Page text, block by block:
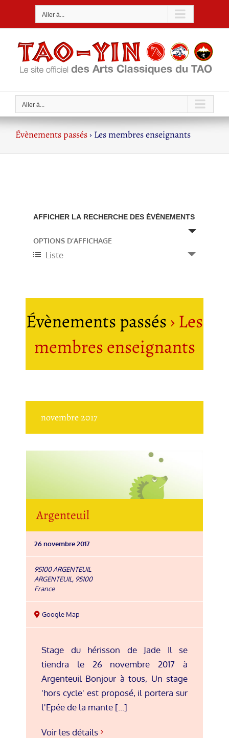
Aller à...
Aller à...
Évènements passés› Les membres enseignants
Recherche
et
navigation
vues
Évènements
AFFICHER LA RECHERCHE DES ÉVÈNEMENTS
Navigation
de
évènement
OPTIONS D’AFFICHAGE
Liste
Évènements passés› Les
membres enseignants
novembre 2017
Argenteuil
26 novembre 2017
95100 ARGENTEUIL
ARGENTEUIL, 95100
France
Google Map
Stage du hérisson de Jade Il se
tiendra le 26 novembre 2017 à
Argenteuil Bonjour à tous, Un stage
'hors cycle' est proposé, il portera sur
l'Epée de la mante [...]
Voir les détails